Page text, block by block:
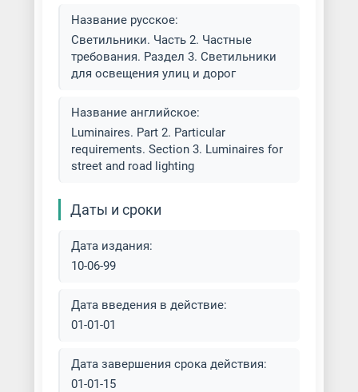
Название русское:
Светильники. Часть 2. Частные
требования. Раздел 3. Светильники
для освещения улиц и дорог
Название английское:
Luminaires. Part 2. Particular
requirements. Section 3. Luminaires for
street and road lighting
Даты и сроки
Дата издания:
10-06-99
Дата введения в действие:
01-01-01
Дата завершения срока действия:
01-01-15